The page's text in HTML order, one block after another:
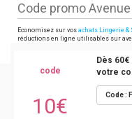
Code promo
Economisez sur vos achats Lingerie &
réductions en ligne utilisables sur
code
10€
Dès
votre
Code :